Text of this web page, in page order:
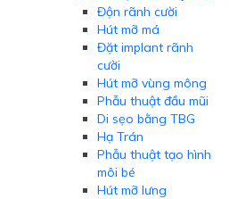
Độn rãnh cười
Hút mỡ má
Đặt implant rãnh
cười
Hút mỡ vùng mông
Phẫu thuật đầu mũi
Di sẹo bằng TBG
Hạ Trán
Phẫu thuật tạo hình
môi bé
Hút mỡ lưng